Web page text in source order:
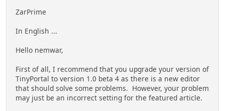
ZarPrime
In English ...
Hello nemwar,
First of all, I recommend that you upgrade your version of
TinyPortal to version 1.0 beta 4 as there is a new editor
that should solve some problems. However, your problem
may just be an incorrect setting for the featured article.